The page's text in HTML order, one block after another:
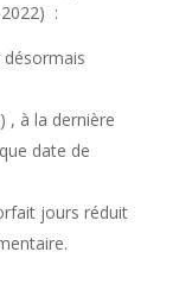
:
désormais
, à la dernière
date de
jours réduit